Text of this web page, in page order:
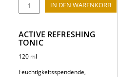
ACTIVE REFRESHING
TONIC
120 ml
Feuchtigkeitsspendende,